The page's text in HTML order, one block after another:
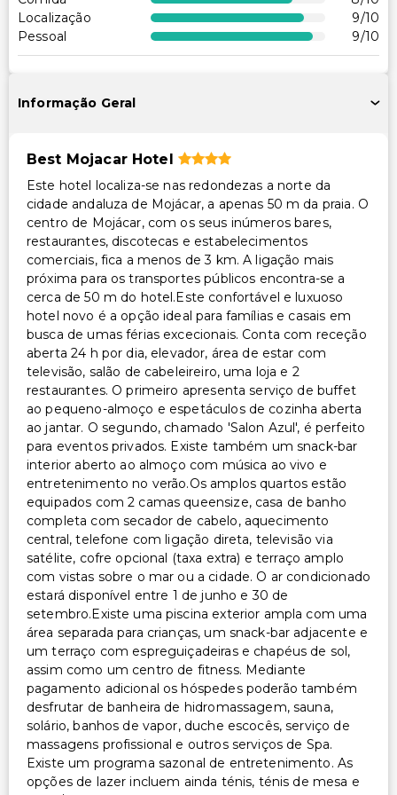
Recepção acessível para cadeira de rodas
Restaurante no local acessível para cadeira de rodas
Cofre na recepção
Localização
9/10
Pessoal
9/10
Informação Geral
Best Mojacar Hotel
Este hotel localiza-se nas redondezas a norte da
cidade andaluza de Mojácar, a apenas 50 m da praia. O
centro de Mojácar, com os seus inúmeros bares,
restaurantes, discotecas e estabelecimentos
comerciais, fica a menos de 3 km. A ligação mais
próxima para os transportes públicos encontra-se a
cerca de 50 m do hotel.Este confortável e luxuoso
hotel novo é a opção ideal para famílias e casais em
busca de umas férias excecionais. Conta com receção
aberta 24 h por dia, elevador, área de estar com
televisão, salão de cabeleireiro, uma loja e 2
restaurantes. O primeiro apresenta serviço de buffet
ao pequeno-almoço e espetáculos de cozinha aberta
ao jantar. O segundo, chamado 'Salon Azul', é perfeito
para eventos privados. Existe também um snack-bar
interior aberto ao almoço com música ao vivo e
entretenimento no verão.Os amplos quartos estão
equipados com 2 camas queensize, casa de banho
completa com secador de cabelo, aquecimento
central, telefone com ligação direta, televisão via
satélite, cofre opcional (taxa extra) e terraço amplo
com vistas sobre o mar ou a cidade. O ar condicionado
estará disponível entre 1 de junho e 30 de
setembro.Existe uma piscina exterior ampla com uma
área separada para crianças, um snack-bar adjacente e
um terraço com espreguiçadeiras e chapéus de sol,
assim como um centro de fitness. Mediante
pagamento adicional os hóspedes poderão também
desfrutar de banheira de hidromassagem, sauna,
solário, banhos de vapor, duche escocês, serviço de
massagens profissional e outros serviços de Spa.
Existe um programa sazonal de entretenimento. As
opções de lazer incluem ainda ténis, ténis de mesa e